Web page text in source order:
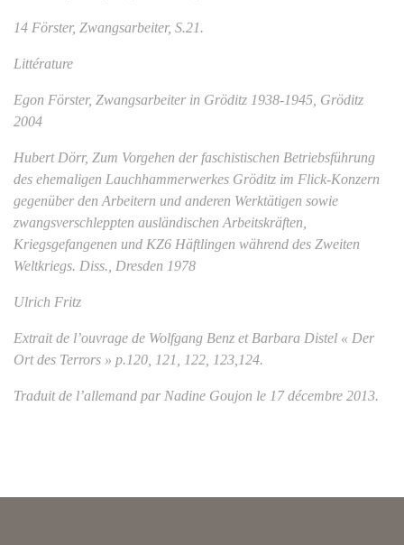
14 Förster, Zwangsarbeiter, S.21.
Littérature
Egon Förster, Zwangsarbeiter in Gröditz 1938-1945, Gröditz
2004
Hubert Dörr, Zum Vorgehen der faschistischen Betriebsführung
des ehemaligen Lauchhammerwerkes Gröditz im Flick-Konzern
gegenüber den Arbeitern und anderen Werktätigen sowie
zwangsverschleppten ausländischen Arbeitskräften,
Kriegsgefangenen und KZ6 Häftlingen während des Zweiten
Weltkriegs. Diss., Dresden 1978
Ulrich Fritz
Extrait de l’ouvrage de Wolfgang Benz et Barbara Distel « Der
Ort des Terrors » p.120, 121, 122, 123,124.
Traduit de l’allemand par Nadine Goujon le 17 décembre 2013.